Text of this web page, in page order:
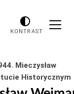
KONTRAST
Mieczysław
Historycznym